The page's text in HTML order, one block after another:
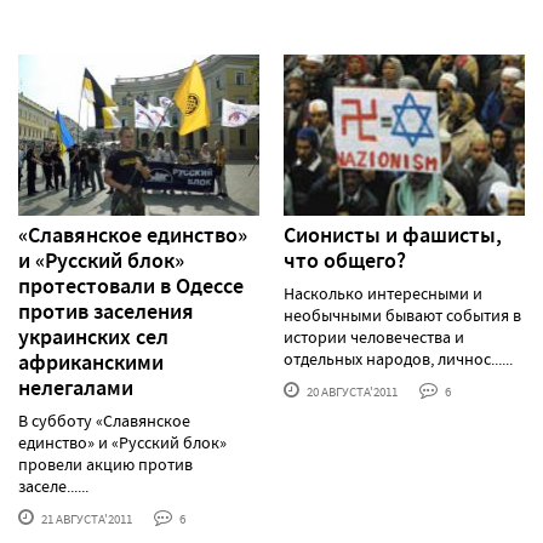
«Славянское единство»
и «Русский блок»
протестовали в Одессе
против заселения
украинских сел
африканскими
нелегалами
В субботу «Славянское
единство» и «Русский блок»
провели акцию против
заселе......
21 АВГУСТА'2011 6
Сионисты и фашисты,
что общего?
Насколько интересными и
необычными бывают события в
истории человечества и
отдельных народов, личнос......
20 АВГУСТА'2011 6